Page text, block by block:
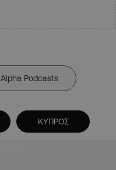
Alpha Podcasts
ΚΥΠΡΟΣ